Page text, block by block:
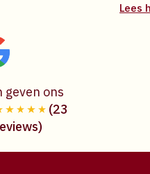
Lees
geven ons
(23